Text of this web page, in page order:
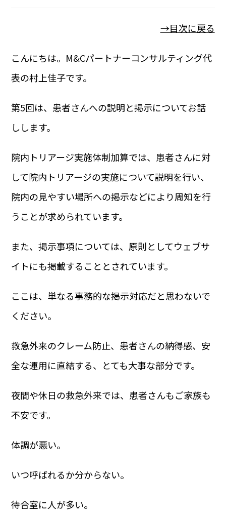
→目次に戻る
こんにちは。M&Cパートナーコンサルティング代
表の村上佳子です。
第5回は、患者さんへの説明と掲示についてお話
しします。
院内トリアージ実施体制加算では、患者さんに対
して院内トリアージの実施について説明を行い、
院内の見やすい場所への掲示などにより周知を行
うことが求められています。
また、掲示事項については、原則としてウェブサ
イトにも掲載することとされています。
ここは、単なる事務的な掲示対応だと思わないで
ください。
救急外来のクレーム防止、患者さんの納得感、安
全な運用に直結する、とても大事な部分です。
夜間や休日の救急外来では、患者さんもご家族も
不安です。
体調が悪い。
いつ呼ばれるか分からない。
待合室に人が多い。